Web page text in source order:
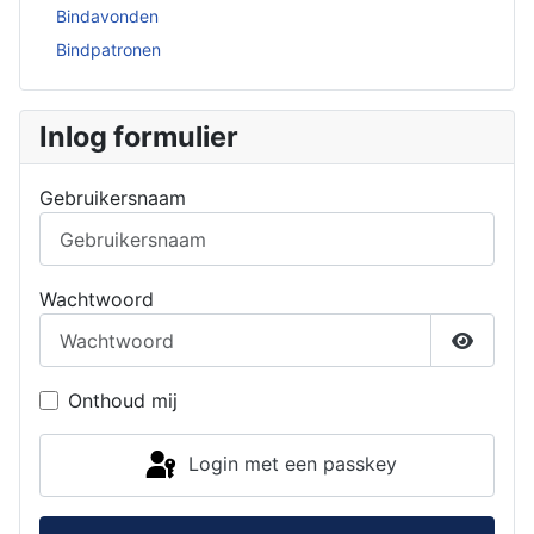
Bindavonden
Bindpatronen
Inlog formulier
Gebruikersnaam
Wachtwoord
Toon
Onthoud mij
Login met een passkey